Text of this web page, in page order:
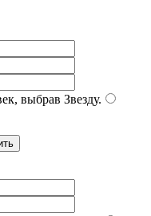
выбрав Звезду.